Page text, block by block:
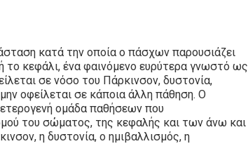
κατά την οποία ο πάσχων παρουσιάζει
το κεφάλι, ένα φαινόμενο ευρύτερα γνωστό ως
σε νόσο του Πάρκινσον, δυστονία,
οφείλεται σε κάποια άλλη πάθηση. Ο
ετερογενή ομάδα παθήσεων που
του σώματος, της κεφαλής και των άνω και
η δυστονία, ο ημιβαλλισμός, η